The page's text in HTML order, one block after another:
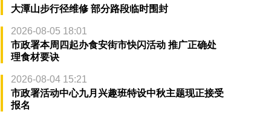
大潭山步行径维修 部分路段临时围封
2026-08-05 18:01
市政署本周四起办食安街市快闪活动 推广正确处
理食材要诀
2026-08-04 15:21
市政署活动中心九月兴趣班特设中秋主题现正接受
报名